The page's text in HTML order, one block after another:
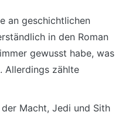
an geschichtlichen
in den Roman
gewusst habe, was
Allerdings zählte
Macht, Jedi und Sith